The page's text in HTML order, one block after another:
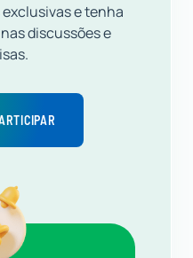
e tenha
discussões e